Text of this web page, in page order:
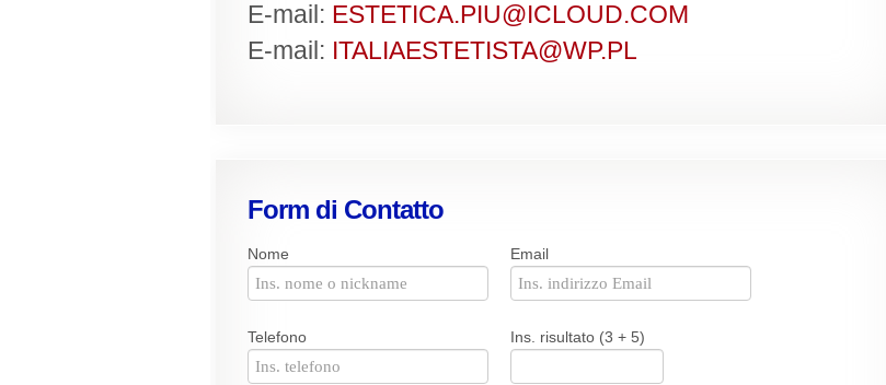
E-mail: ESTETICA.PIU@ICLOUD.COM
E-mail: ITALIAESTETISTA@WP.PL
Form di Contatto
Nome Email
Telefono Ins. risultato (3 + 5)